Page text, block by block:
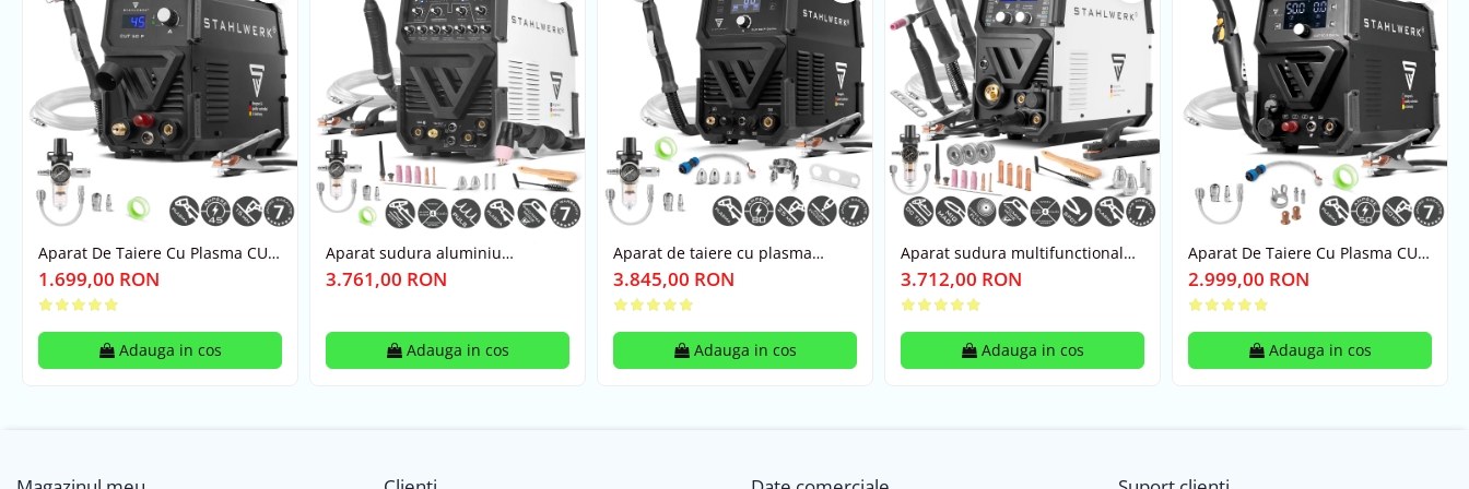
Aparat De Taiere Cu Plasma CUT
45 Pilot Stahlwerk (15 Mm
Grosime)
1.699,00 RON
Adauga in cos
Aparat sudura aluminiu
profesional AC/DC 200 Pulse +
Plasma ST Stahlwerk
3.761,00 RON
Adauga in cos
Aparat de taiere cu plasma
profesional CUT 80 P Stahlwerk
25 mm - Stahlwerk
3.845,00 RON
Adauga in cos
Aparat sudura multifunctional
Stahlwerk CTM 416 puls
MIG/TIG/MMA/CUT
3.712,00 RON
Adauga in cos
Aparat De Taiere Cu Plasma CUT
50 Pilot Stahlwerk (20 Mm
Grosime)
2.999,00 RON
Adauga in cos